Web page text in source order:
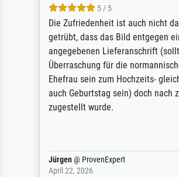
5 / 5
Die Zufriedenheit ist auch nicht
getrübt, dass das Bild entgegen
angegebenen Lieferanschrift
Überraschung für die
Ehefrau sein zum Hochzeits-
auch Geburtstag sein) doch nach
zugestellt wurde.
Jürgen@ ProvenExpert
April 22, 2026